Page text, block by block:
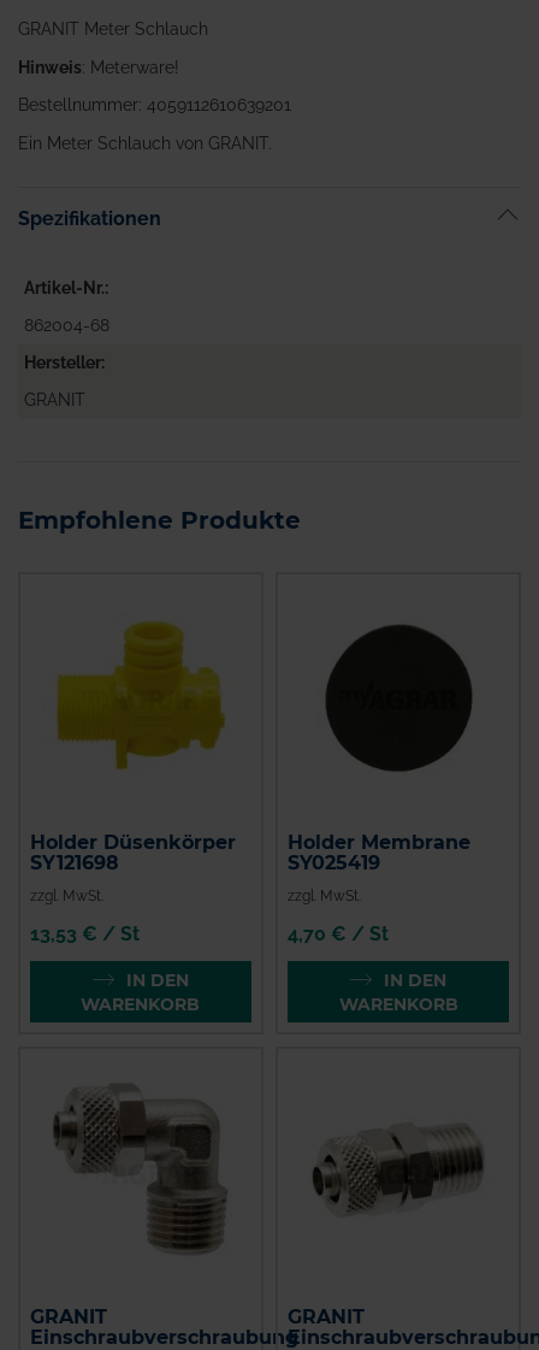
GRANIT Meter Schlauch
Hinweis: Meterware!
Bestellnummer: 4059112610639201
Ein Meter Schlauch von GRANIT.
Spezifikationen
Artikel-Nr.
862004-68
Hersteller
GRANIT
Empfohlene Produkte
Holder Düsenkörper
SY121698
zzgl. MwSt.
13,53 € / St
IN DEN
WARENKORB
Holder Membrane
SY025419
zzgl. MwSt.
4,70 € / St
IN DEN
WARENKORB
GRANIT
Einschraubverschraubung
GRANIT